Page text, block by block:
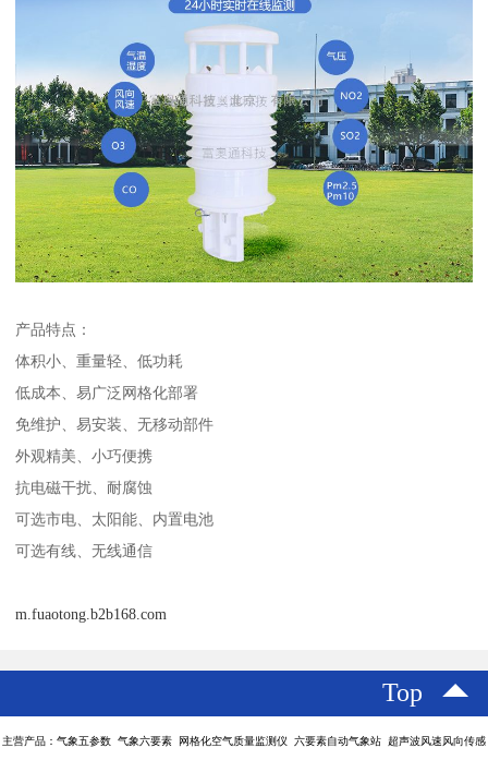
产品特点：
体积小、重量轻、低功耗
低成本、易广泛网格化部署
免维护、易安装、无移动部件
外观精美、小巧便携
抗电磁干扰、耐腐蚀
可选市电、太阳能、内置电池
可选有线、无线通信
m.fuaotong.b2b168.com
Top
主营产品：气象五参数 气象六要素 网格化空气质量监测仪 六要素自动气象站 超声波风速风向传感